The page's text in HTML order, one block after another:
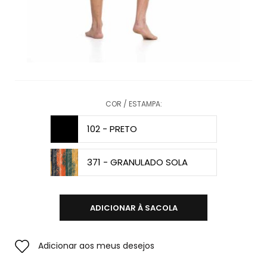
COR / ESTAMPA:
102 - PRETO
371 - GRANULADO SOLA
ADICIONAR À SACOLA
Adicionar aos meus desejos